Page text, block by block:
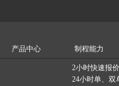
产品中心 制程能力
2小时快速报价
24小时单、双